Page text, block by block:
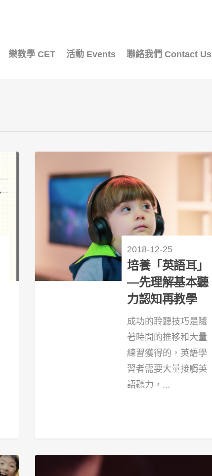
樂教學 CET 活動 Events 聯絡我們 Contact Us
2018-12-25
培養「英語耳」
—先理解基本聽
力認知再教學
成功的聆聽技巧是隨
著時間的推移和大量
練習獲得的，英語學
習者需要大量接觸英
語聽力，...